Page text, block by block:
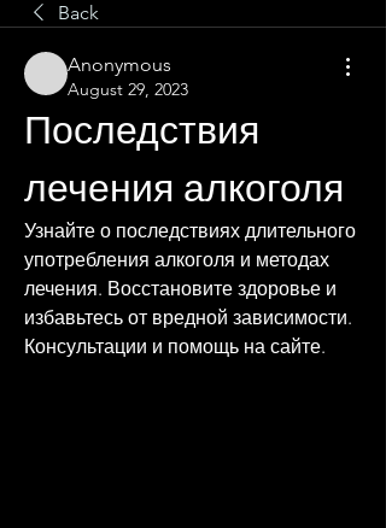
Back
Anonymous
August 29, 2023
Последствия
лечения алкоголя
Узнайте о последствиях длительного
употребления алкоголя и методах
лечения. Восстановите здоровье и
избавьтесь от вредной зависимости.
Консультации и помощь на сайте.